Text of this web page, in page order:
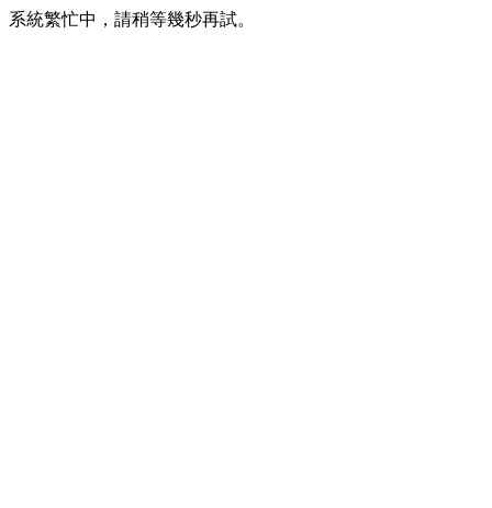
系統繁忙中，請稍等幾秒再試。